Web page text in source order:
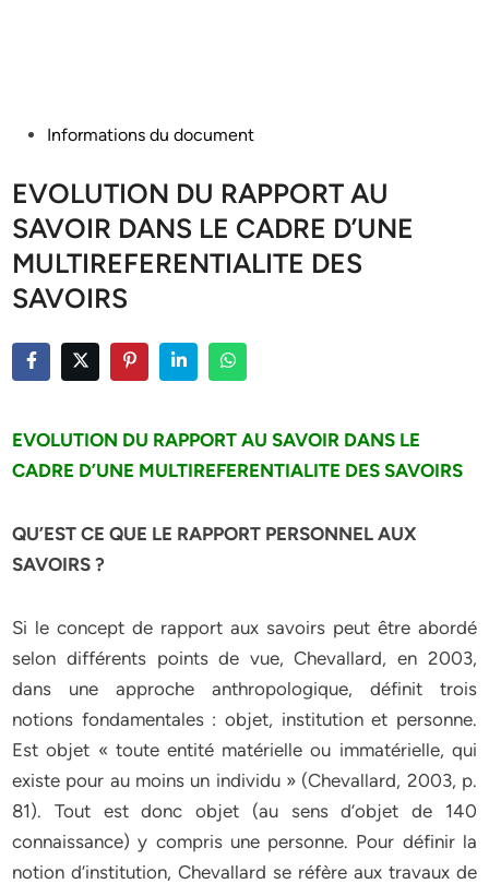
PostedInformations du document
EVOLUTION DU RAPPORT AU
SAVOIR DANS LE CADRE D’UNE
MULTIREFERENTIALITE DES
SAVOIRS
EVOLUTION DU RAPPORT AU SAVOIR DANS LE
CADRE D’UNE MULTIREFERENTIALITE DES SAVOIRS
QU’EST CE QUE LE RAPPORT PERSONNEL AUX
SAVOIRS ?
Si le concept de rapport aux savoirs peut être abordé
selon différents points de vue, Chevallard, en 2003,
dans une approche anthropologique, définit trois
notions fondamentales : objet, institution et personne.
Est objet « toute entité matérielle ou immatérielle, qui
existe pour au moins un individu » (Chevallard, 2003, p.
81). Tout est donc objet (au sens d’objet de 140
connaissance) y compris une personne. Pour définir la
notion d’institution, Chevallard se réfère aux travaux de